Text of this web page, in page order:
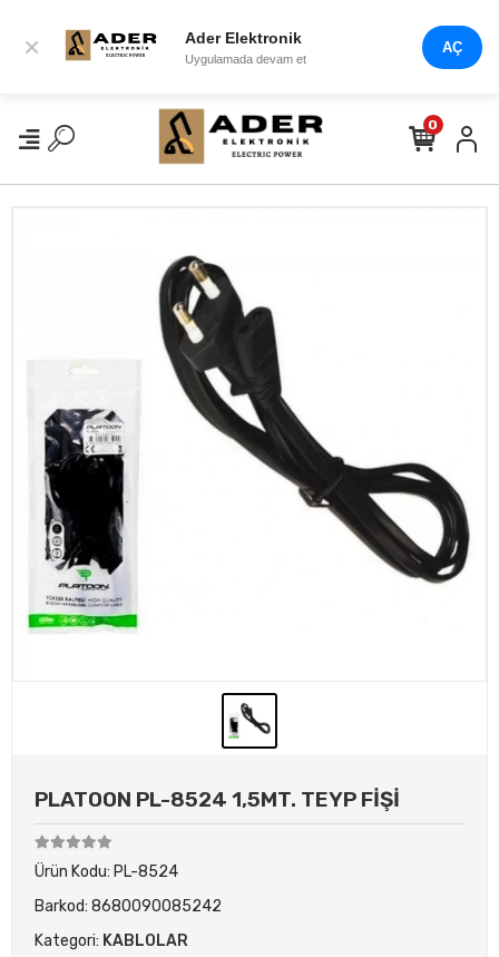
× Ader Elektronik
Uygulamada devam et
AÇ
0
PLATOON PL-8524 1,5MT. TEYP FİŞİ
Ürün Kodu: PL-8524
Barkod: 8680090085242
Kategori: KABLOLAR